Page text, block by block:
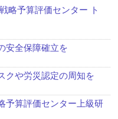
略予算評価センター ト
安全保障確立を
クや労災認定の周知を
予算評価センター上級研